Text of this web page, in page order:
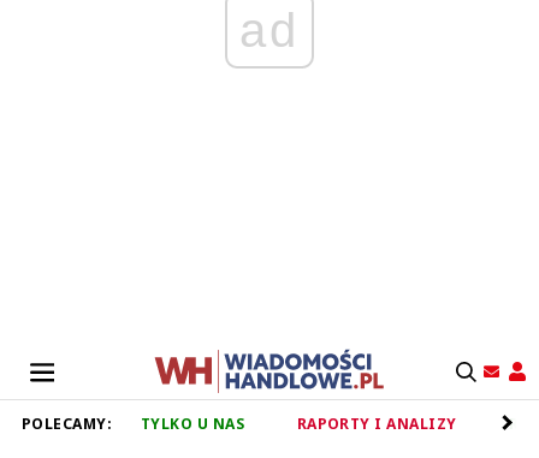
ad
POLECAMY: TYLKO U NAS RAPORTY I ANALIZY